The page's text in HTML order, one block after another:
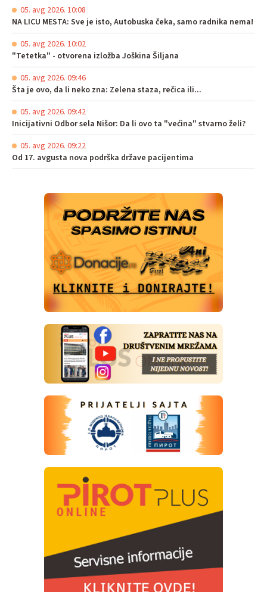
05. avg 2026. 10:08
NA LICU MESTA: Sve je isto, Autobuska čeka, samo radnika nema!
05. avg 2026. 10:02
"Tetetka" - otvorena izložba Joškina Šiljana
05. avg 2026. 09:46
Šta je ovo, da li neko zna: Zelena staza, rečica ili...
05. avg 2026. 09:42
Inicijativni Odbor sela Nišor: Da li ovo ta "većina" stvarno želi?
05. avg 2026. 09:22
Od 17. avgusta nova podrška države pacijentima